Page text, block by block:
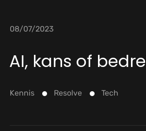
08/07/2023
AI, kans of
Kennis Resolve Tech